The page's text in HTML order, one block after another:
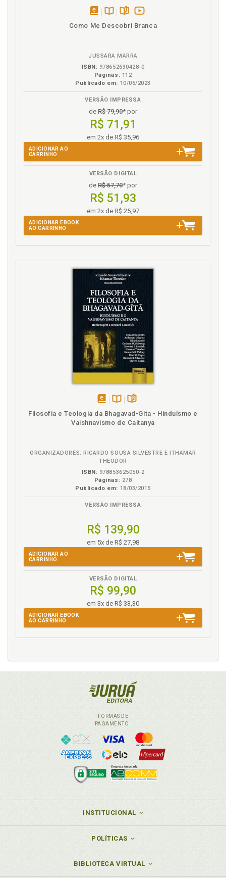
disponível
Disponível
páginas
Como Me Descobri Branca
JUSSARA MARRA
ISBN: 978652630428-0
Páginas: 112
Publicado em: 10/05/2023
VERSÃO IMPRESSA
de R$ 79,90* por
R$ 71,91
em 2x de R$ 35,96
ADICIONAR AO
CARRINHO
VERSÃO DIGITAL
de R$ 57,70* por
R$ 51,93
em 2x de R$ 25,97
ADICIONAR EBOOK
AO CARRINHO
disponível
em
Disponível
na
páginas
Filosofia e Teologia da Bhagavad-Gita - Hinduísmo e
Vaishnavismo de Caitanya
ORGANIZADORES: RICARDO SOUSA SILVESTRE E ITHAMAR
THEODOR
ISBN: 978853625050-2
Páginas: 278
Publicado em: 18/03/2015
VERSÃO IMPRESSA
R$ 139,90
em 5x de R$ 27,98
ADICIONAR AO
CARRINHO
VERSÃO DIGITAL
R$ 99,90
em 3x de R$ 33,30
ADICIONAR EBOOK
AO CARRINHO
FORMAS DE
PAGAMENTO
INSTITUCIONAL
POLÍTICAS
BIBLIOTECA VIRTUAL